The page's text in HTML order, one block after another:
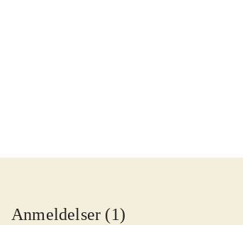
Anmeldelser (1)